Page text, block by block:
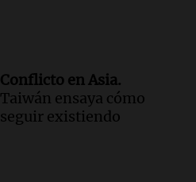
Conflicto en Asia.
Taiwán ensaya cómo
seguir existiendo